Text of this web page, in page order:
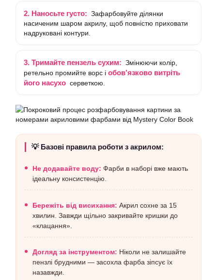
2. Наносьте густо: Зафарбовуйте ділянки
насиченим шаром акрилу, щоб повністю приховати
надруковані контури.
3. Тримайте пензель сухим: Змінюючи колір,
ретельно промийте ворс і обов’язково витріть
його насухо серветкою.
💡 Базові правила роботи з акрилом:
Не додавайте воду: Фарби в наборі вже мають
ідеальну консистенцію.
Бережіть від висихання: Акрил сохне за 15
хвилин. Завжди щільно закривайте кришки до
«клацання».
Догляд за інструментом: Ніколи не залишайте
пензлі брудними — засохла фарба зіпсує їх
назавжди.